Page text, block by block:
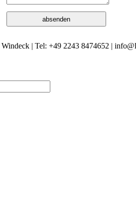
Windeck | Tel: +49 2243 8474652 |